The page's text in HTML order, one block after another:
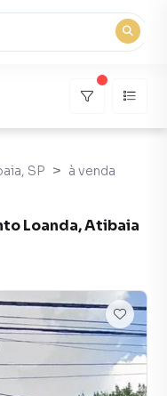
SP à venda
Loanda, Atibaia